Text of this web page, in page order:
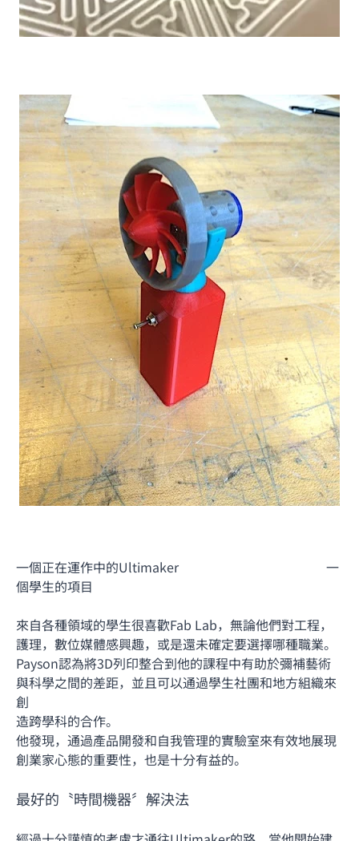
一個正在運作中的Ultimaker 一
個學生的項目
來自各種領域的學生很喜歡Fab Lab，無論他們對工程，
護理，數位媒體感興趣，或是還未確定要選擇哪種職業。
Payson認為將3D列印整合到他的課程中有助於彌補藝術
與科學之間的差距，並且可以通過學生社團和地方組織來
創
造跨學科的合作。
他發現，通過產品開發和自我管理的實驗室來有效地展現
創業家心態的重要性，也是十分有益的。
最好的〝時間機器〞解決法